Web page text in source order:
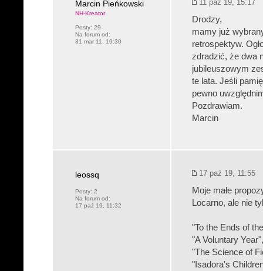
Marcin Pieńkowski
NH-Kreator
Posty: 29
Na forum od:
31 mar 11, 19:30
11 paź 19, 15:17
Drodzy,
mamy już
retrospektyw.
zdradzić, że dwa
jubileuszowym
te lata. Jeśli
pewno
Pozdrawiam.
Marcin
leossq
Posty: 2
Na forum od:
17 paź 19, 11:32
17 paź 19, 11:55
Moje małe
Locarno, ale nie
"To the Ends of
"A Voluntary
"The Science of
"Isadora's